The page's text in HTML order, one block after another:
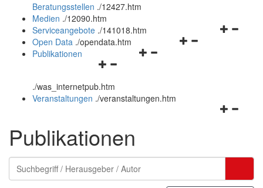
und
schließen
Beratungsstellen ./12427.htm
Medien ./12090.htm
Navigationsmenü
Serviceangebote ./141018.htm
Navigationsmenü
Open Data ./opendata.htm
Navigationsmenü
und
schließen
Publikationen
./was_internetpub.htm
Veranstaltungen ./veranstaltungen.htm
Publikationen